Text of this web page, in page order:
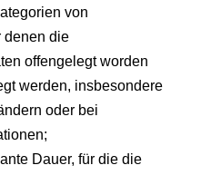
von
denen die
offengelegt worden
werden, insbesondere
oder bei
Dauer, für die die